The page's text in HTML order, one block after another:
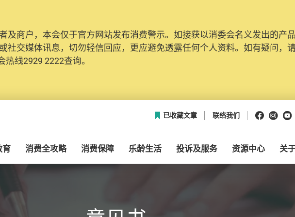
及商户，本会仅于官方网站发布消费警示。如接获以消委会名义发出的产
社交媒体讯息，切勿轻信回应，更应避免透露任何个人资料。如有疑问，
热线2929 2222查询。
已收藏文章 联络我们
育 消费全攻略 消费保障 乐龄生活 投诉及服务 资源中心 关